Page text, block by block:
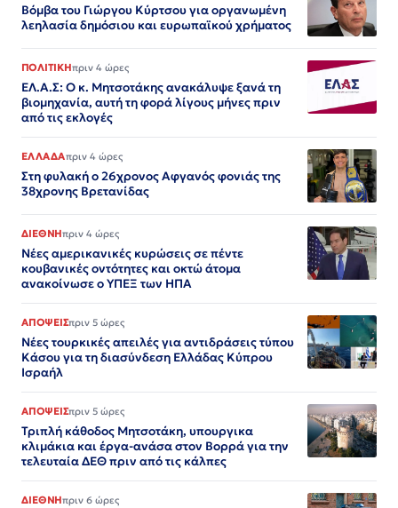
Βόμβα του Γιώργου Κύρτσου για οργανωμένη
λεηλασία δημόσιου και ευρωπαϊκού χρήματος
ΠΟΛΙΤΙΚΗπριν 4 ώρες
ΕΛ.Α.Σ: Ο κ. Μητσοτάκης ανακάλυψε ξανά τη
βιομηχανία, αυτή τη φορά λίγους μήνες πριν
από τις εκλογές
ΕΛΛΑΔΑπριν 4 ώρες
Στη φυλακή ο 26χρονος Αφγανός φονιάς της
38χρονης Βρετανίδας
ΔΙΕΘΝΗπριν 4 ώρες
Νέες αμερικανικές κυρώσεις σε πέντε
κουβανικές οντότητες και οκτώ άτομα
ανακοίνωσε ο ΥΠΕΞ των ΗΠΑ
ΑΠΟΨΕΙΣπριν 5 ώρες
Νέες τουρκικές απειλές για αντιδράσεις τύπου
Κάσου για τη διασύνδεση Ελλάδας Κύπρου
Ισραήλ
ΑΠΟΨΕΙΣπριν 5 ώρες
Τριπλή κάθοδος Μητσοτάκη, υπουργικα
κλιμάκια και έργα-ανάσα στον Βορρά για την
τελευταία ΔΕΘ πριν από τις κάλπες
ΔΙΕΘΝΗπριν 6 ώρες